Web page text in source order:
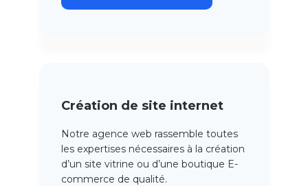
Création de site internet
Notre agence web rassemble toutes
les expertises nécessaires à la création
d’un site vitrine ou d’une boutique E-
commerce de qualité.